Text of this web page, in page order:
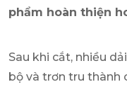
phẩm hoàn thiện
Sau khi cắt, nhiều
bộ và trơn tru thành